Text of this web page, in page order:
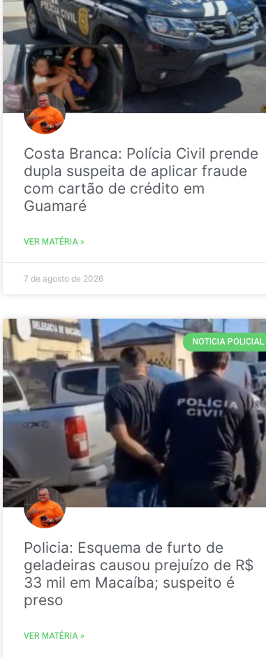
Costa Branca: Polícia Civil prende
dupla suspeita de aplicar fraude
com cartão de crédito em
Guamaré
VER MATÉRIA »
7 de agosto de 2026
NOTICIA POLICIAL
Policia: Esquema de furto de
geladeiras causou prejuízo de R$
33 mil em Macaíba; suspeito é
preso
VER MATÉRIA »